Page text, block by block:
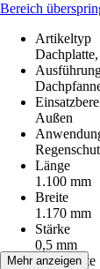
Bereich
Artikeltyp
Außen
Länge
1.100 mm
Breite
1.170 mm
Stärke
0,5 mm
Deckbreite
Mehr anzeigen